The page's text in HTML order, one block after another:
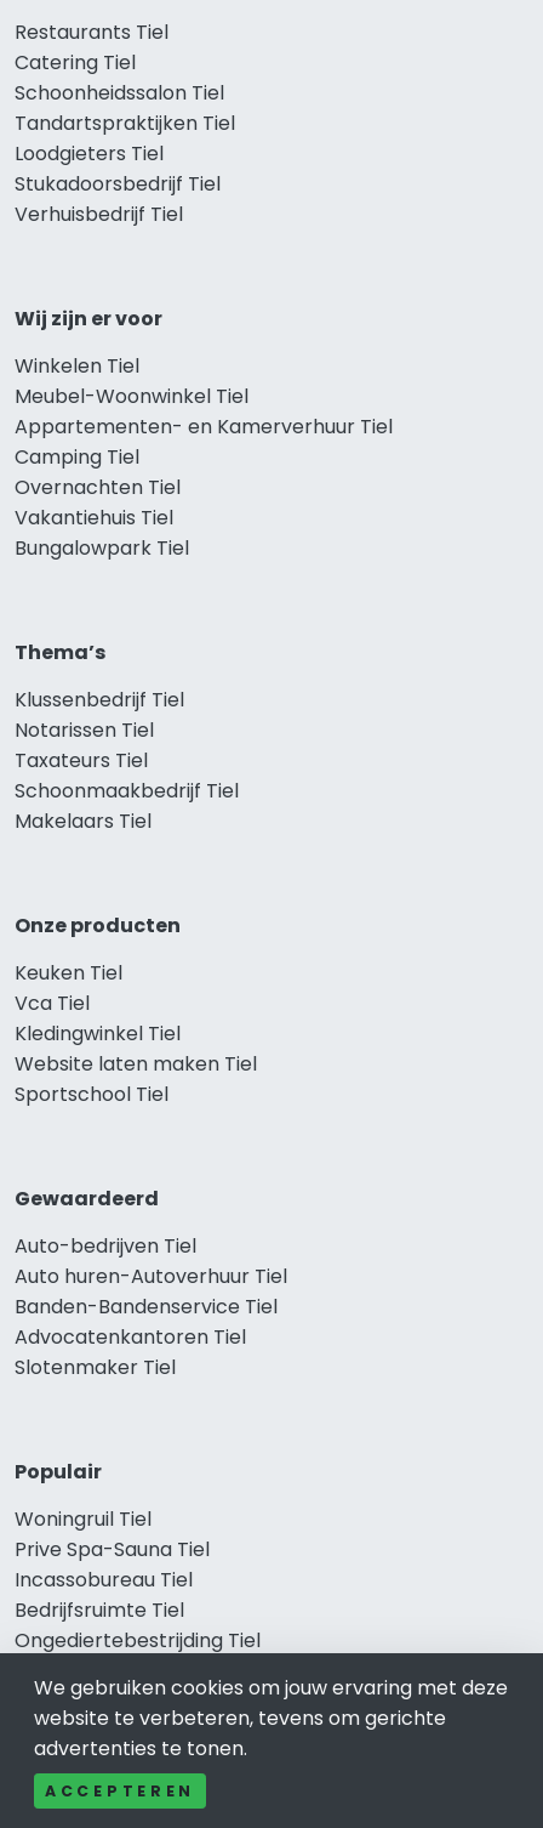
Restaurants Tiel
Catering Tiel
Schoonheidssalon Tiel
Tandartspraktijken Tiel
Loodgieters Tiel
Stukadoorsbedrijf Tiel
Verhuisbedrijf Tiel
Wij zijn er voor
Winkelen Tiel
Meubel-Woonwinkel Tiel
Appartementen- en Kamerverhuur Tiel
Camping Tiel
Overnachten Tiel
Vakantiehuis Tiel
Bungalowpark Tiel
Thema’s
Klussenbedrijf Tiel
Notarissen Tiel
Taxateurs Tiel
Schoonmaakbedrijf Tiel
Makelaars Tiel
Onze producten
Keuken Tiel
Vca Tiel
Kledingwinkel Tiel
Website laten maken Tiel
Sportschool Tiel
Gewaardeerd
Auto-bedrijven Tiel
Auto huren-Autoverhuur Tiel
Banden-Bandenservice Tiel
Advocatenkantoren Tiel
Slotenmaker Tiel
Populair
Woningruil Tiel
Prive Spa-Sauna Tiel
Incassobureau Tiel
Bedrijfsruimte Tiel
Ongediertebestrijding Tiel
We gebruiken cookies om jouw ervaring met deze
website te verbeteren, tevens om gerichte
advertenties te tonen.
ACCEPTEREN